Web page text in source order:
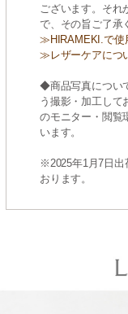
ございます。そ
で、その旨ご了承
≫HIRAMEKI.で使
≫レザーケアにつ
◆商品写真につい
う撮影・加工して
のモニター・閲覧
います。
※2025年1月7日出
おります。